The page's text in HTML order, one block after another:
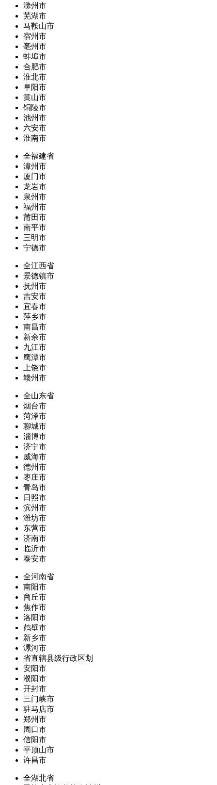
滁州市
芜湖市
马鞍山市
宿州市
亳州市
蚌埠市
合肥市
淮北市
阜阳市
黄山市
铜陵市
池州市
六安市
淮南市
全福建省
漳州市
厦门市
龙岩市
泉州市
福州市
莆田市
南平市
三明市
宁德市
全江西省
景德镇市
抚州市
吉安市
宜春市
萍乡市
南昌市
新余市
九江市
鹰潭市
上饶市
赣州市
全山东省
烟台市
菏泽市
聊城市
淄博市
济宁市
威海市
德州市
枣庄市
青岛市
日照市
滨州市
潍坊市
东营市
济南市
临沂市
泰安市
全河南省
南阳市
商丘市
焦作市
洛阳市
鹤壁市
新乡市
漯河市
省直辖县级行政区划
安阳市
濮阳市
开封市
三门峡市
驻马店市
郑州市
周口市
信阳市
平顶山市
许昌市
全湖北省